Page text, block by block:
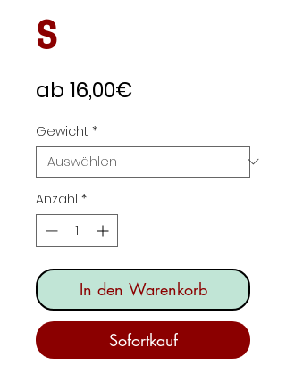
s
ab 16,00€
Gewicht *
Anzahl *
In den Warenkorb
Sofortkauf